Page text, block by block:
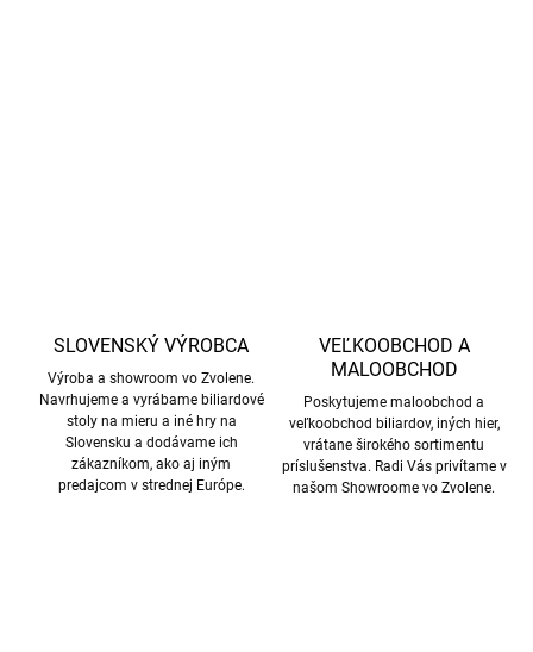
SLOVENSKÝ VÝROBCA
Výroba a showroom vo Zvolene.
Navrhujeme a vyrábame biliardové
stoly na mieru a iné hry na
Slovensku a dodávame ich
zákazníkom, ako aj iným
predajcom v strednej Európe.
VEĽKOOBCHOD A
MALOOBCHOD
Poskytujeme maloobchod a
veľkoobchod biliardov, iných hier,
vrátane širokého sortimentu
príslušenstva. Radi Vás privítame v
našom Showroome vo Zvolene.